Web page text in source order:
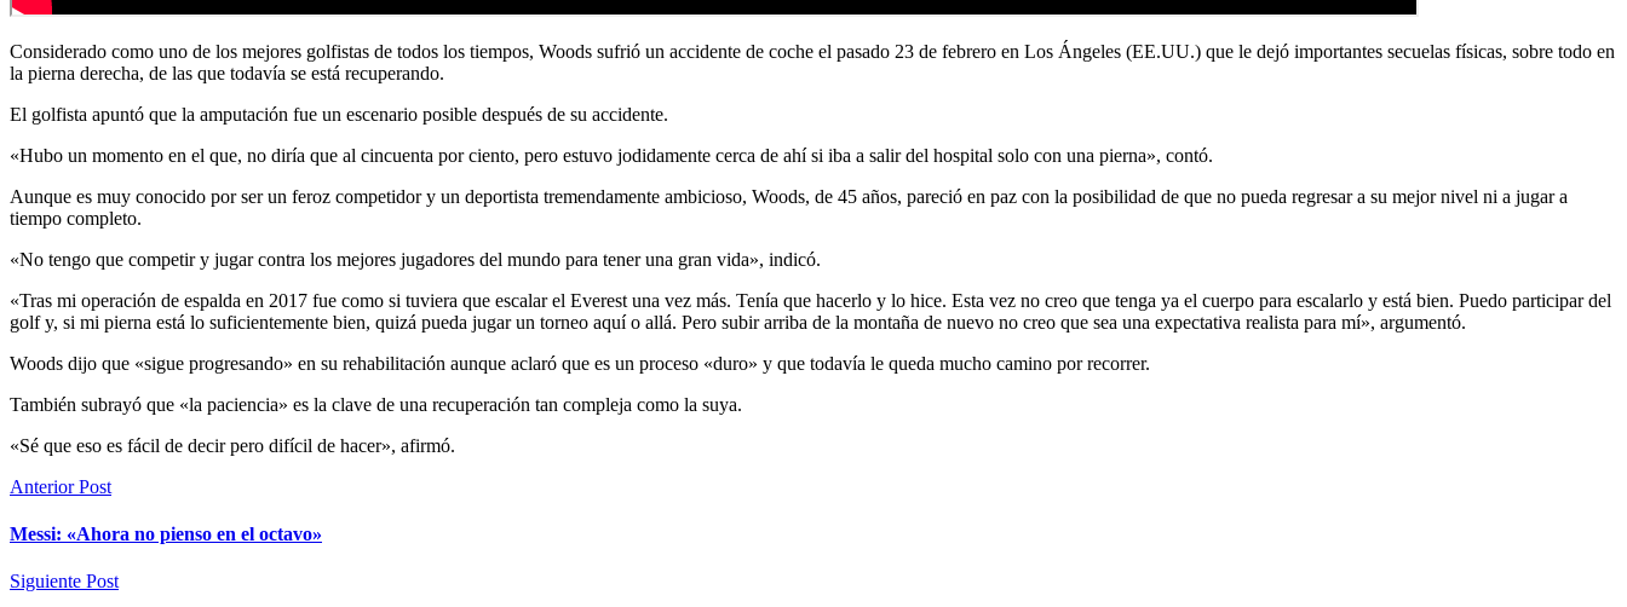
Considerado como uno de los mejores golfistas de todos los tiempos, Woods sufrió un accidente de coche el pasado 23 de febrero en Los Ángeles (EE.UU.) que le dejó importantes secuelas físicas, sobre todo en
la pierna derecha, de las que todavía se está recuperando.
El golfista apuntó que la amputación fue un escenario posible después de su accidente.
«Hubo un momento en el que, no diría que al cincuenta por ciento, pero estuvo jodidamente cerca de ahí si iba a salir del hospital solo con una pierna», contó.
Aunque es muy conocido por ser un feroz competidor y un deportista tremendamente ambicioso, Woods, de 45 años, pareció en paz con la posibilidad de que no pueda regresar a su mejor nivel ni a jugar a
tiempo completo.
«No tengo que competir y jugar contra los mejores jugadores del mundo para tener una gran vida», indicó.
«Tras mi operación de espalda en 2017 fue como si tuviera que escalar el Everest una vez más. Tenía que hacerlo y lo hice. Esta vez no creo que tenga ya el cuerpo para escalarlo y está bien. Puedo participar del
golf y, si mi pierna está lo suficientemente bien, quizá pueda jugar un torneo aquí o allá. Pero subir arriba de la montaña de nuevo no creo que sea una expectativa realista para mí», argumentó.
Woods dijo que «sigue progresando» en su rehabilitación aunque aclaró que es un proceso «duro» y que todavía le queda mucho camino por recorrer.
También subrayó que «la paciencia» es la clave de una recuperación tan compleja como la suya.
«Sé que eso es fácil de decir pero difícil de hacer», afirmó.
Anterior Post
Messi: «Ahora no pienso en el octavo»
Siguiente Post